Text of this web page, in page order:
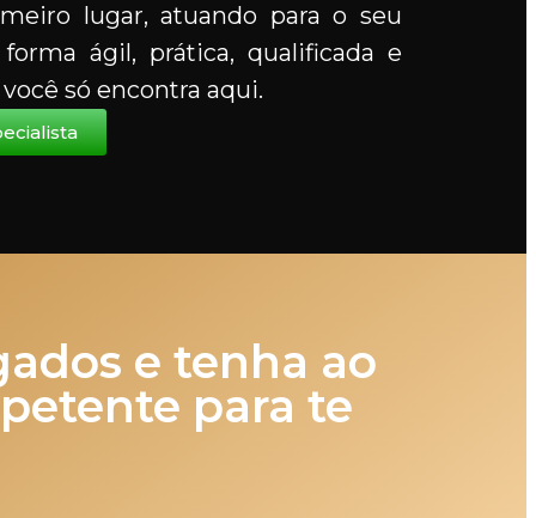
lugar, atuando para o seu
ágil, prática, qualificada e
só encontra aqui.
e tenha ao
para te